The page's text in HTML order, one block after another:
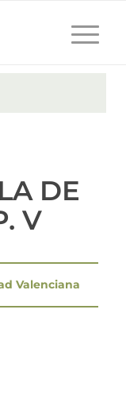
DE
V
Valenciana